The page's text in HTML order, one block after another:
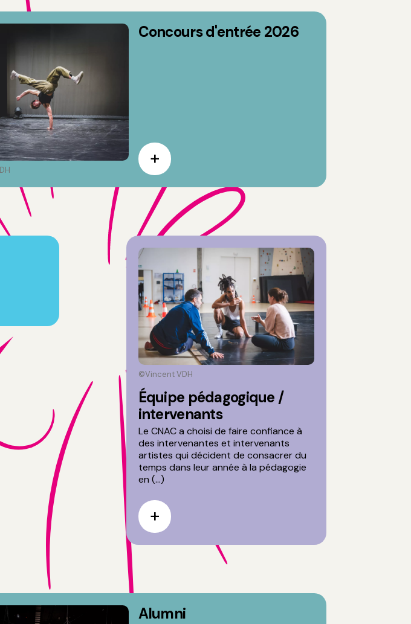
Concours d'entrée 2026
©Vincent VDH
Équipe pédagogique /
intervenants
Le CNAC a choisi de faire confiance à
des intervenantes et intervenants
artistes qui décident de consacrer du
temps dans leur année à la pédagogie
en (...)
Alumni